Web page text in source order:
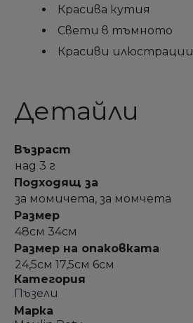
Красива кутия
Свети в тъмното
Красиви илюстрации
Детайли
Възраст
над 3 г
Подходящ за
за момичета, за момчета
Размер
48см 34см
Размер на опаковката
24,5см 17,5см 6см
Категория
Пъзели
Марка